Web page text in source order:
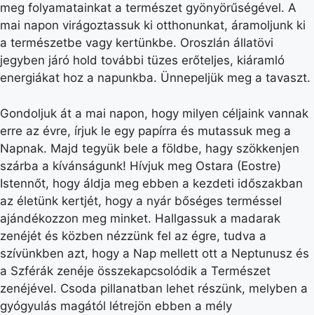
meg folyamatainkat a természet gyönyörűségével. A
mai napon virágoztassuk ki otthonunkat, áramoljunk ki
a természetbe vagy kertünkbe. Oroszlán állatövi
jegyben járó hold további tüzes erőteljes, kiáramló
energiákat hoz a napunkba. Ünnepeljük meg a tavaszt.
Gondoljuk át a mai napon, hogy milyen céljaink vannak
erre az évre, írjuk le egy papírra és mutassuk meg a
Napnak. Majd tegyük bele a földbe, hagy szökkenjen
szárba a kívánságunk! Hívjuk meg Ostara (Eostre)
Istennőt, hogy áldja meg ebben a kezdeti időszakban
az életünk kertjét, hogy a nyár bőséges terméssel
ajándékozzon meg minket. Hallgassuk a madarak
zenéjét és közben nézzünk fel az égre, tudva a
szívünkben azt, hogy a Nap mellett ott a Neptunusz és
a Szférák zenéje összekapcsolódik a Természet
zenéjével. Csoda pillanatban lehet részünk, melyben a
gyógyulás magától létrejön ebben a mély